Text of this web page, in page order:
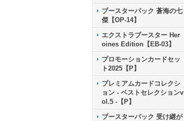
ブースターパック 蒼海の七
傑【OP-14】
エクストラブースター Her
oines Edition【EB-03】
プロモーションカードセッ
ト2025【P】
プレミアムカードコレクシ
ョン - ベストセレクションv
ol.5 -【P】
ブースターパック 受け継が